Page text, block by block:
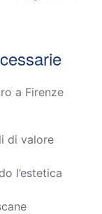
a Firenze
di valore
l’estetica